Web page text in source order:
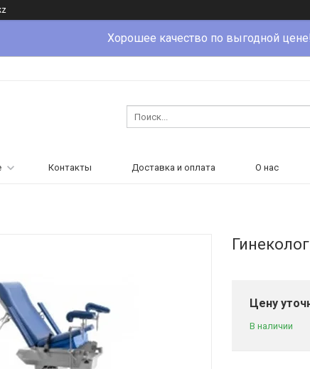
Хорошее качество по выгодной цене!
Контакты Доставка и оплата О нас
Цену
В наличии